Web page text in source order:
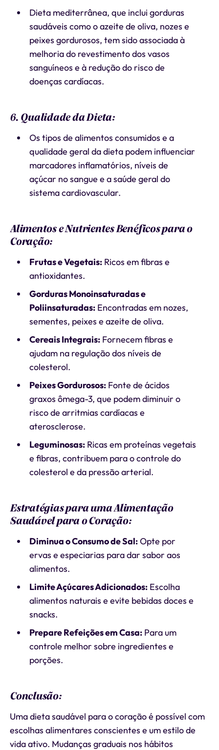
Dieta mediterrânea, que inclui gorduras
saudáveis ​​como o azeite de oliva, nozes e
peixes gordurosos, tem sido associada à
melhoria do revestimento dos vasos
sanguíneos e à redução do risco de
doenças cardíacas.
6. Qualidade da Dieta:
Os tipos de alimentos consumidos e a
qualidade geral da dieta podem influenciar
marcadores inflamatórios, níveis de
açúcar no sangue e a saúde geral do
sistema cardiovascular.
Alimentos e Nutrientes Benéficos para o
Coração:
Frutas e Vegetais:Ricos em fibras e
antioxidantes.
Gorduras Monoinsaturadas e
Poliinsaturadas:Encontradas em nozes,
sementes, peixes e azeite de oliva.
Cereais Integrais:Fornecem fibras e
ajudam na regulação dos níveis de
colesterol.
Peixes Gordurosos:Fonte de ácidos
graxos ômega-3, que podem diminuir o
risco de arritmias cardíacas e
aterosclerose.
Leguminosas:Ricas em proteínas vegetais
e fibras, contribuem para o controle do
colesterol e da pressão arterial.
Estratégias para uma Alimentação
Saudável para o Coração:
Diminua o Consumo de Sal:Opte por
ervas e especiarias para dar sabor aos
alimentos.
Limite Açúcares Adicionados:Escolha
alimentos naturais e evite bebidas doces e
snacks.
Prepare Refeições em Casa:Para um
controle melhor sobre ingredientes e
porções.
Conclusão:
Uma dieta saudável para o coração é possível com
escolhas alimentares conscientes e um estilo de
vida ativo. Mudanças graduais nos hábitos